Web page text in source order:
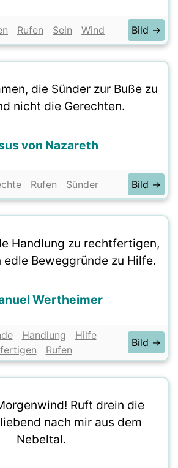
Rufen Sein Wind Bild →
die Sünder zur Buße zu
nicht die Gerechten.
von Nazareth
Rufen Sünder Bild →
Handlung zu rechtfertigen,
Beweggründe zu Hilfe.
Wertheimer
Handlung
Hilfe
Rufen
Bild →
Ruft drein die
nach mir aus dem
Nebeltal.